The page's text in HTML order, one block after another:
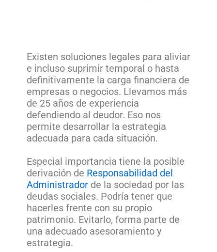
Existen soluciones legales para aliviar
e incluso suprimir temporal o hasta
definitivamente la carga financiera de
empresas o negocios. Llevamos más
de 25 años de experiencia
defendiendo al deudor. Eso nos
permite desarrollar la estrategia
adecuada para cada situación.
Especial importancia tiene la posible
derivación de Responsabilidad del
Administrador de la sociedad por las
deudas sociales. Podría tener que
hacerles frente con su propio
patrimonio. Evitarlo, forma parte de
una adecuado asesoramiento y
estrategia.